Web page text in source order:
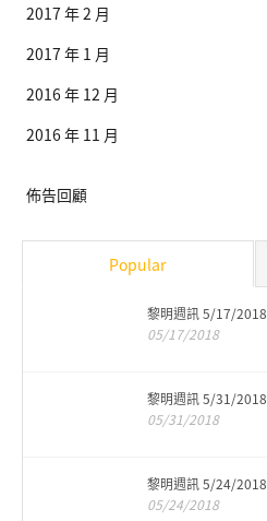
2017 年 2 月
2017 年 1 月
2016 年 12 月
2016 年 11 月
佈告回顧
Popular
黎明週訊 5/17/2018
05/17/2018
黎明週訊 5/31/2018
05/31/2018
黎明週訊 5/24/2018
05/24/2018